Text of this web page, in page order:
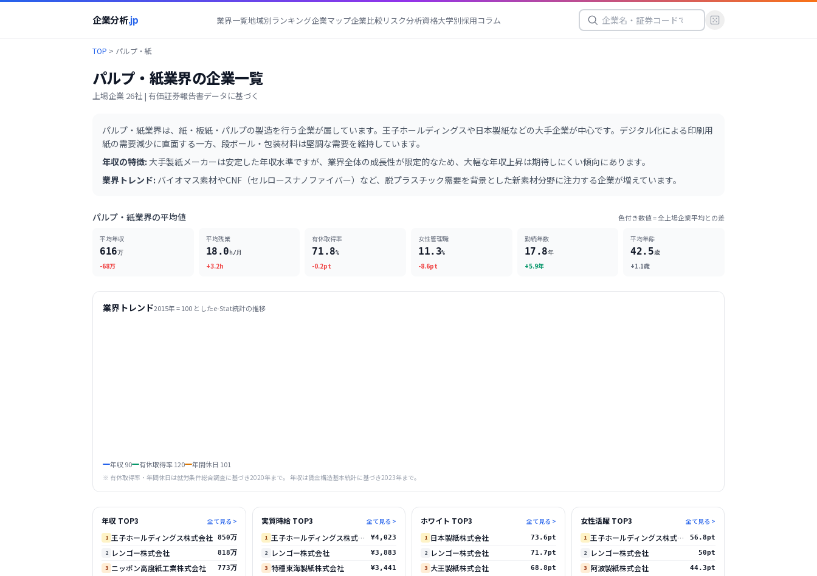
企業分析.jp 業界一覧地域別ランキング企業マップ企業比較リスク分析資格大学別採用コラム
TOP > パルプ・紙
パルプ・紙業界の企業一覧
上場企業 26社 | 有価証券報告書データに基づく
パルプ・紙業界は、紙・板紙・パルプの製造を行う企業が属しています。王子ホールディングスや日本製紙などの大手企業が中心です。デジタル化による印刷用
紙の需要減少に直面する一方、段ボール・包装材料は堅調な需要を維持しています。
年収の特徴: 大手製紙メーカーは安定した年収水準ですが、業界全体の成長性が限定的なため、大幅な年収上昇は期待しにくい傾向にあります。
業界トレンド: バイオマス素材やCNF（セルロースナノファイバー）など、脱プラスチック需要を背景とした新素材分野に注力する企業が増えています。
パルプ・紙業界の平均値 色付き数値 = 全上場企業平均との差
平均年収
616万
-68万
平均残業
18.0h/月
+3.2h
有休取得率
71.8%
-0.2pt
女性管理職
11.3%
-8.6pt
勤続年数
17.8年
+5.9年
平均年齢
42.5歳
+1.1歳
業界トレンド2015年 = 100 としたe-Stat統計の推移
年収90 有休取得率120 年間休日 101
※ 有休取得率・年間休日は就労条件総合調査に基づき2020年まで。 年収は賃金構造基本統計に基づき2023年まで。
年収 TOP3 全て見る >
1 王子ホールディングス株式会社
850万
2 レンゴー株式会社
818万
3 ニッポン高度紙工業株式会社 773万
実質時給 TOP3 全て見る >
1 王子ホールディングス株式会社
¥4,023
2
レンゴー株式会社
¥3,883
3 特種東海製紙株式会社 ¥3,441
ホワイト TOP3 全て見る >
1 日本製紙株式会社
73.6pt
2 レンゴー株式会社
71.7pt
3 大王製紙株式会社 68.8pt
女性活躍 TOP3 全て見る >
1 王子ホールディングス株式会社
56.8pt
2
レンゴー株式会社
50pt
3 阿波製紙株式会社 44.3pt